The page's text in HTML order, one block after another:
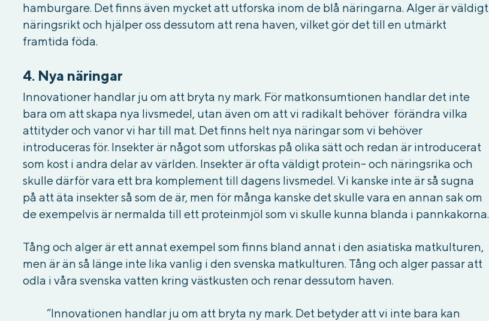
hamburgare. Det finns även mycket att utforska inom de blå näringarna. Alger är väldigt
näringsrikt och hjälper oss dessutom att rena haven, vilket gör det till en utmärkt
framtida föda.
4. Nya näringar
Innovationer handlar ju om att bryta ny mark. För matkonsumtionen handlar det inte
bara om att skapa nya livsmedel, utan även om att vi radikalt behöver förändra vilka
attityder och vanor vi har till mat. Det finns helt nya näringar som vi behöver
introduceras för. Insekter är något som utforskas på olika sätt och redan är introducerat
som kost i andra delar av världen. Insekter är ofta väldigt protein- och näringsrika och
skulle därför vara ett bra komplement till dagens livsmedel. Vi kanske inte är så sugna
på att äta insekter så som de är, men för många kanske det skulle vara en annan sak om
de exempelvis är nermalda till ett proteinmjöl som vi skulle kunna blanda i pannkakorna.
Tång och alger är ett annat exempel som finns bland annat i den asiatiska matkulturen,
men är än så länge inte lika vanlig i den svenska matkulturen. Tång och alger passar att
odla i våra svenska vatten kring västkusten och renar dessutom haven.
“Innovationen handlar ju om att bryta ny mark. Det betyder att vi inte bara kan